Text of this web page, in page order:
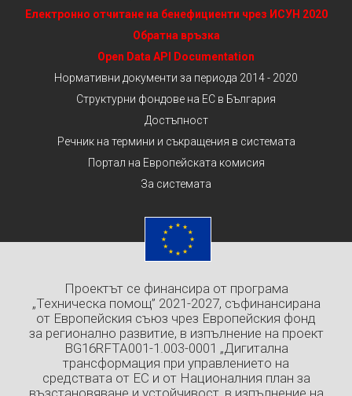
Електронно отчитане на бенефициенти чрез ИСУН 2020
Обратна връзка
Open Data API Documentation
Нормативни документи за периода 2014 - 2020
Структурни фондове на ЕС в България
Достъпност
Речник на термини и съкращения в системата
Портал на Европейската комисия
За системата
Проектът се финансира от програма
„Техническа помощ” 2021-2027, съфинансирана
от Европейския съюз чрез Европейския фонд
за регионално развитие, в изпълнение на проект
BG16RFTA001-1.003-0001 „Дигитална
трансформация при управлението на
средствата от ЕС и от Националния план за
възстановяване и устойчивост, в изпълнение на